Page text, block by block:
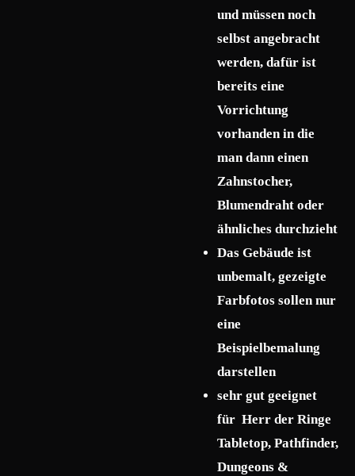
und müssen noch
selbst angebracht
werden, dafür ist
bereits eine
Vorrichtung
vorhanden in die
man dann einen
Zahnstocher,
Blumendraht oder
ähnliches durchzieht
Das Gebäude ist
unbemalt, gezeigte
Farbfotos sollen nur
eine
Beispielbemalung
darstellen
sehr gut geeignet
für Herr der Ringe
Tabletop, Pathfinder,
Dungeons &